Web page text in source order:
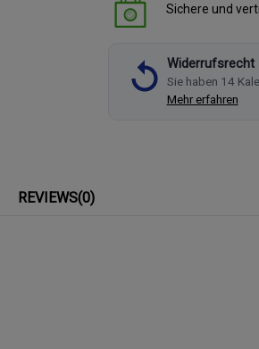
Sichere und
Widerrufsrecht
Sie haben 14
Mehr erfahren
REVIEWS(0)